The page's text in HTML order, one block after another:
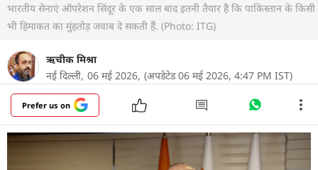
भारतीय सेनाएं ऑपरेशन सिंदूर के एक साल बाद इतनी तैयार है कि पाकिस्तान के किसी
भी हिमाकत का मुंहतोड़ जवाब दे सकती हैं. (Photo: ITG)
ऋचीक मिश्रा
नई दिल्ली, 06 मई 2026, (अपडेटेड 06 मई 2026, 4:47 PM IST)
Prefer us on
मई 2025 में हुए ऑपरेशन सिंदूर ने न केवल दुश्मन के दांत